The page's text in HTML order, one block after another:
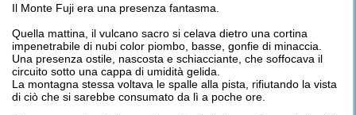
Il Monte Fuji era una presenza fantasma.
Quella mattina, il vulcano sacro si celava dietro una cortina
impenetrabile di nubi color piombo, basse, gonfie di minaccia.
Una presenza ostile, nascosta e schiacciante, che soffocava il
circuito sotto una cappa di umidità gelida.
La montagna stessa voltava le spalle alla pista, rifiutando la vista
di ciò che si sarebbe consumato da lì a poche ore.